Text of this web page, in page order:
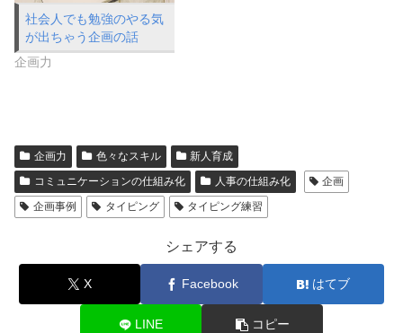
社会人でも勉強のやる気
が出ちゃう企画の話
企画力
企画力 色々なスキル
新人育成
コミュニケーションの仕組み化
人事の仕組み化
企画
企画事例
タイピング タイピング練習
シェアする
X Facebook はてブ
LINE コピー